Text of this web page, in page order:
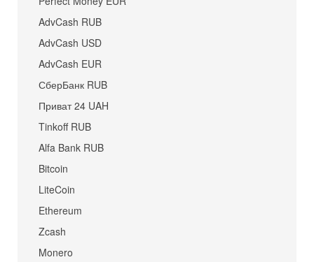
AdvCash RUB
AdvCash USD
AdvCash EUR
СберБанк RUB
Приват 24 UAH
Tinkoff RUB
Alfa Bank RUB
Bitcoin
LiteCoin
Ethereum
Zcash
Monero